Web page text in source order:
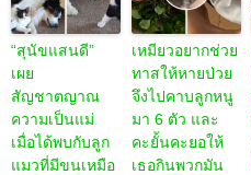
“สุนัขแสนดี”
เผย
สัญชาตญาณ
ความเป็นแม่
เมื่อได้พบกับลูก
แมวที่มีขนเหมือ
เหมียวอยากช่วย
ทาสให้หายป่วย
จึงไปคาบลูกหนู
มา 6 ตัว และ
คะยั้นคะยอให้
เธอกินพวกมัน